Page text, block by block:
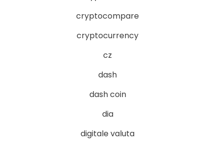
cryptocompare
cryptocurrency
cz
dash
dash coin
dia
digitale valuta